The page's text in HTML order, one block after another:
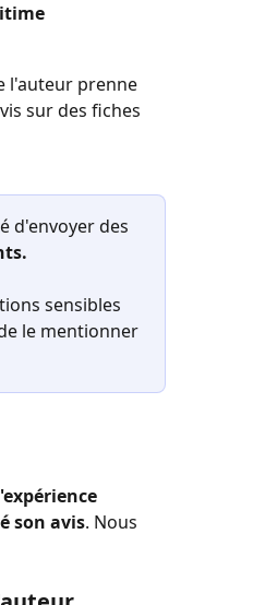
l'auteur prenne
sur des fiches
d'envoyer des
sensibles
le mentionner
son avis. Nous